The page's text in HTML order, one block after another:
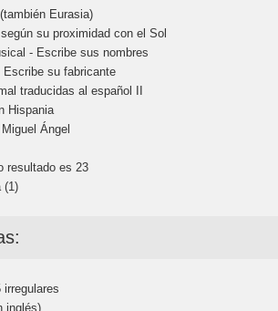
Eurasia)
su proximidad con el Sol
- Escribe sus nombres
Escribe su fabricante
traducidas al español II
Hispania
Ángel
resultado es 23
(1)
irregulares
inglés)